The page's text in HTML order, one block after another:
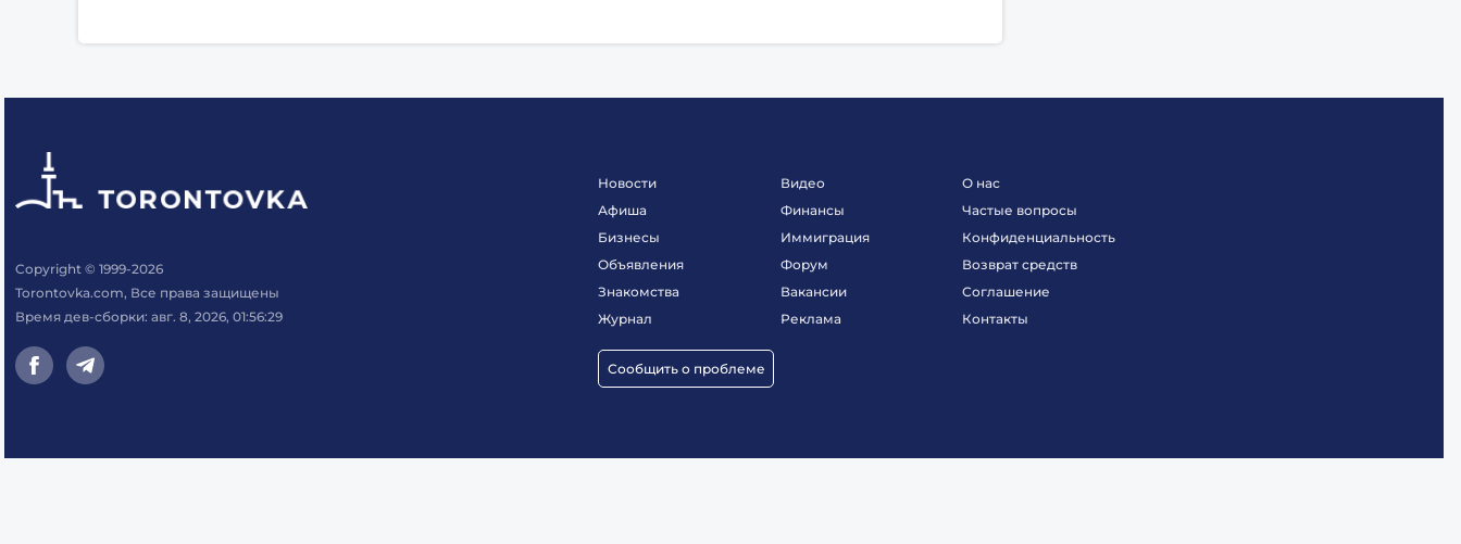
Copyright © 1999-2026
Torontovka.com, Все права защищены
Время дев-сборки: авг. 8, 2026, 01:56:29
Новости
Афиша
Бизнесы
Объявления
Знакомства
Журнал
Сообщить о проблеме
Видео
Финансы
Иммиграция
Форум
Вакансии
Реклама
О нас
Частые вопросы
Конфиденциальность
Возврат средств
Соглашение
Контакты